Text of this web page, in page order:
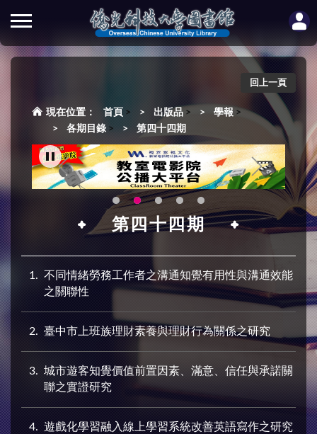
回上一頁
首頁 > 出版品 > 學報 >
各期目錄 > 第四十四期
第四十四期
1
不同情緒勞務工作者之溝通知覺有用性與溝通效能
之關聯性
2 臺中市上班族理財素養與理財行為關係之研究
3
城市遊客知覺價值前置因素、滿意、信任與承諾關
聯之實證研究
4 遊戲化學習融入線上學習系統改善英語寫作之研究